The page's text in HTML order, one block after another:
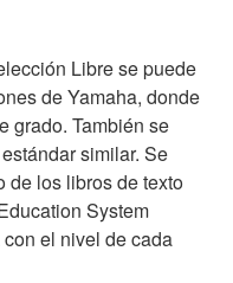
Libre se puede
de Yamaha, donde
grado. También se
similar. Se
de los libros de texto
System
el nivel de cada